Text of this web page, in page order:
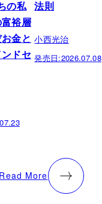
の私
裕層
金と
ドセ
法則
小西光治
発売日:2026.07.08
Read More